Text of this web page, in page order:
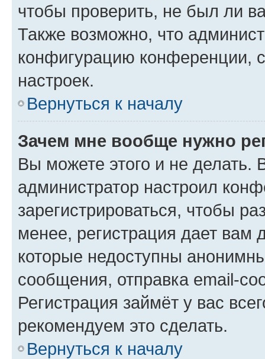
чтобы проверить, не был ли
Также возможно, что
конфигурацию конференции,
настроек.
Вернуться к началу
Зачем мне вообще нужно
Вы можете этого и не делать.
администратор настроил
зарегистрироваться, чтобы
менее, регистрация дает вам
которые недоступны
сообщения, отправка email-
Регистрация займёт у вас
рекомендуем это сделать.
Вернуться к началу